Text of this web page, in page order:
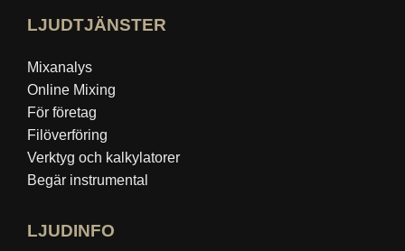
LJUDTJÄNSTER
Mixanalys
Online Mixing
För företag
Filöverföring
Verktyg och kalkylatorer
Begär instrumental
LJUDINFO